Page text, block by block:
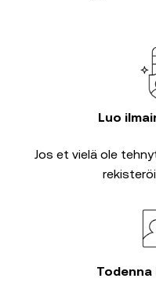
Luo
Jos et vielä ole